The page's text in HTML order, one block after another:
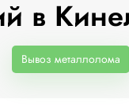
в
Вывоз металлолома